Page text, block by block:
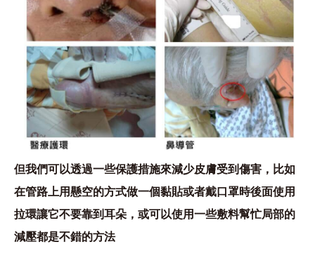
但我們可以透過一些保護措施來減少皮膚受到傷害，比如
在管路上用懸空的方式做一個黏貼或者戴口罩時後面使用
拉環讓它不要靠到耳朵，或可以使用一些敷料幫忙局部的
減壓都是不錯的方法